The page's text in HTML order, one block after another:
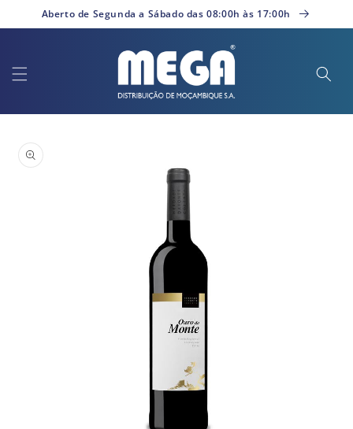
para o
conteúdo
Aberto de Segunda a Sábado das 08:00h às 17:00h
informação